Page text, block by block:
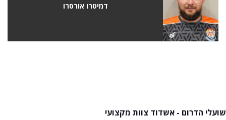
דמיטרו אורסרו
שועלי הדרום - אשדוד צוות מקצועי